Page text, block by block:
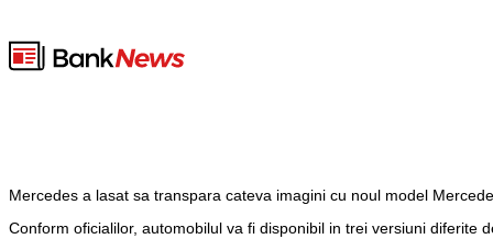
Mercedes a lasat sa transpara cateva imagini cu noul model
Conform oficialilor, automobilul va fi disponibil in trei versiuni diferite